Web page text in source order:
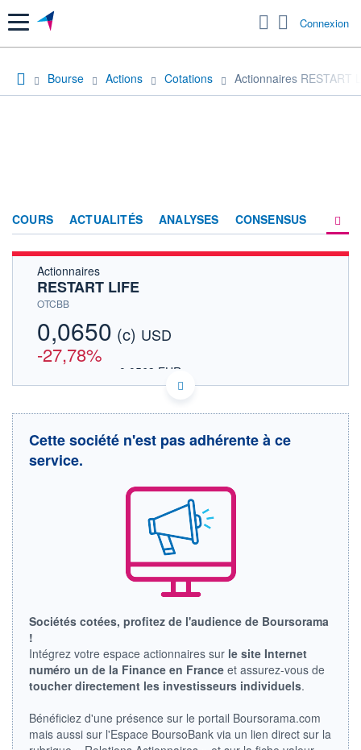
Menu Connexion
Bourse Actions Cotations Actionnaires RESTART
COURS ACTUALITÉS ANALYSES CONSENSUS
Actionnaires
RESTART LIFE
OTCBB
0,0650 (c) USD
-27,78%
0,0563 EUR
DONNÉES TEMPS DIFFÉRÉ
Cotation sur les autres places
17h37 19h44
CLÔTURE VEILLE
+ HAUT + BAS
VOLUME
1 945
CAPITAL ÉCHANGÉ
0,00%
LIMITE À LA
BAISSE
LIMITE À LA
HAUSSE
Cette société n'est pas adhérente à ce
service.
Sociétés cotées, profitez de l'audience de Boursorama
!
Intégrez votre espace actionnaires sur le site Internet
numéro un de la Finance en France et assurez-vous de
toucher directement les investisseurs individuels.
Bénéficiez d'une présence sur le portail Boursorama.com
mais aussi sur l'Espace BoursoBank via un lien direct sur la